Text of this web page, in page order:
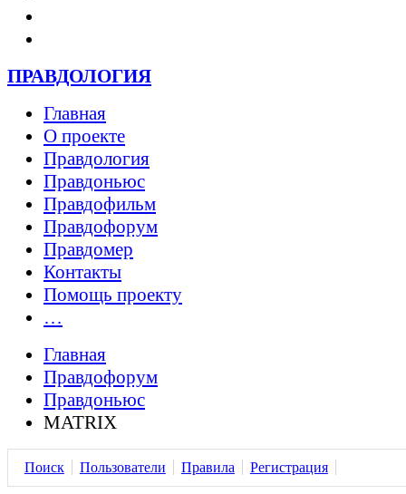
ПРАВДОЛОГИЯ
Главная
О проекте
Правдология
Правдоньюс
Правдофильм
Правдофорум
Правдомер
Контакты
Помощь проекту
…
Главная
Правдофорум
Правдоньюс
MATRIX
Поиск Пользователи Правила Регистрация